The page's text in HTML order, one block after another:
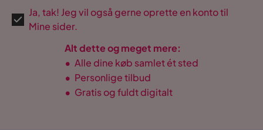
Ja, tak! Jeg vil også gerne oprette en konto til
Mine sider.
Alt dette og meget mere:
• Alle dine køb samlet ét sted
• Personlige tilbud
• Gratis og fuldt digitalt